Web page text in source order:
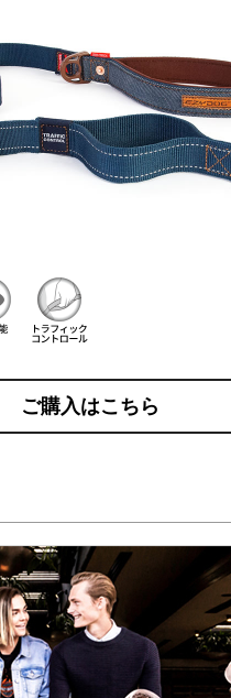
ご購入はこちら